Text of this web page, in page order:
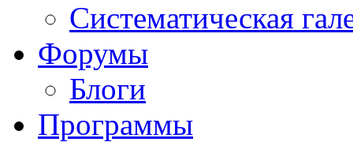
Систематическая
Форумы
Блоги
Программы